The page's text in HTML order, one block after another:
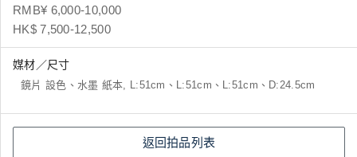
RMB¥ 6,000-10,000
HK$ 7,500-12,500
媒材／尺寸
鏡片 設色、水墨 紙本, L:51cm、L:51cm、L:51cm、D:24.5cm
返回拍品列表